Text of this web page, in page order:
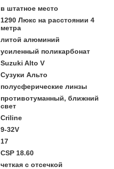
в штатное место
1290 Люкс на расстоянии 4
метра
литой алюминий
усиленный поликарбонат
Suzuki Alto V
Сузуки Альто
полусферические линзы
противотуманный, ближний
свет
Criline
9-32V
17
CSP 18.60
четкая с отсечкой